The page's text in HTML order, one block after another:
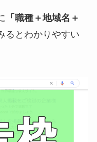
「職種＋地域名＋
るとわかりやすい